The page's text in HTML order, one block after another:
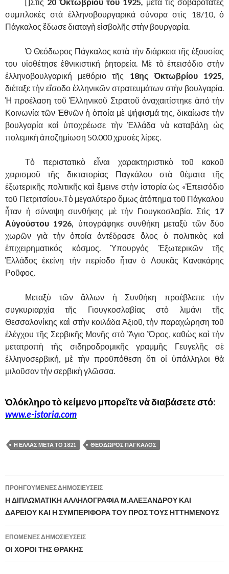
[]Στὶς 20 Ὀκτωβρίου τοῦ 1925, μετὰ τὶς σοβαρότατες
συμπλοκὲς στὰ ἑλληνοβουργαρικά σύνορα στὶς 18/10, ὁ
Πάγκαλος ἔδωσε διαταγὴ εἰσβολῆς στὴν βουργαρία.
Ὁ Θεόδωρος Πάγκαλος κατὰ τὴν διάρκεια τῆς ἐξουσίας
του υἱοθέτησε ἐθνικιστική ῥητορεία. Μὲ τὸ ἐπεισόδιο στὴν
ἑλληνοβουλγαρική μεθόριο τῆς 18ης Ὀκτωβρίου 1925,
διέταξε τὴν εἴσοδο ἑλληνικῶν στρατευμάτων στὴν βουλγαρία.
Ἡ προέλαση τοῦ Ἑλληνικοῦ Στρατοῦ ἀναχαιτίστηκε ἀπό τὴν
Κοινωνία τῶν Ἐθνῶν ἡ ὁποία μὲ ψήφισμά της, δικαίωσε τὴν
βουλγαρία καὶ ὑποχρέωσε τὴν Ἑλλάδα νὰ καταβάλῃ ὡς
πολεμικὴ ἀποζημίωση 50.000 χρυσὲς λίρες.
Τὸ περιστατικὸ εἶναι χαρακτηριστικὸ τοῦ κακοῦ
χειρισμοῦ τῆς δικτατορίας Παγκάλου στὰ θέματα τῆς
ἐξωτερικῆς πολιτικῆς καὶ ἔμεινε στὴν ἱστορία ὡς «Ἐπεισόδιο
τοῦ Πετριτσίου».Τὸ μεγαλύτερο ὅμως ἀτόπημα τοῦ Πάγκαλου
ἦταν ἡ σύναψη συνθήκης μὲ τὴν Γιουγκοσλαβία. Στὶς 17
Αὐγούστου 1926, ὑπογράφηκε συνθήκη μεταξὺ τῶν δύο
χωρῶν γιὰ τὴν ὁποία ἀντέδρασε ὅλος ὁ πολιτικὸς καὶ
ἐπιχειρηματικός κόσμος. Ὑπουργός Ἐξωτερικῶν τῆς
Ἑλλάδος ἐκείνη τὴν περίοδο ἦταν ὁ Λουκᾶς Κανακάρης
Ροῦφος.
Μεταξὺ τῶν ἄλλων ἡ Συνθήκη προέβλεπε τὴν
συγκυριαρχία τῆς Γιουγκοσλαβίας στὸ λιμάνι τῆς
Θεσσαλονίκης καὶ στὴν κοιλάδα Ἀξιοῦ, τὴν παραχώρηση τοῦ
ἐλέγχου τῆς Σερβικῆς Μονῆς στὸ Ἅγιο Ὄρος, καθὼς καὶ τὴν
μετατροπὴ τῆς σιδηροδρομικῆς γραμμῆς Γευγελῆς σὲ
ἑλληνοσερβική, μὲ τὴν προϋπόθεση ὅτι οἱ ὑπάλληλοι θὰ
μιλοῦσαν τὴν σερβικὴ γλῶσσα.
Ὁλόκληρο τὸ κείμενο μπορεῖτε νὰ διαβάσετε στό:
www.e-istoria.com
Η ΕΛΛΑΣ ΜΕΤΑ ΤΟ 1821 ΘΕΟΔΩΡΟΣ ΠΑΓΚΑΛΟΣ
Πλοήγηση
άρθρων
ΠΡΟΗΓΟΎΜΕΝΕΣ ΔΗΜΟΣΙΕΎΣΕΙΣ
Η ΔΙΠΛΩΜΑΤΙΚΗ ΑΛΛΗΛΟΓΡΑΦΙΑ Μ.ΑΛΕΞΑΝΔΡΟΥ ΚΑΙ
ΔΑΡΕΙΟΥ ΚΑΙ Η ΣΥΜΠΕΡΙΦΟΡΑ ΤΟΥ ΠΡΟΣ ΤΟΥΣ ΗΤΤΗΜΕΝΟΥΣ
ΕΠΌΜΕΝΕΣ ΔΗΜΟΣΙΕΎΣΕΙΣ
ΟΙ ΧΟΡΟΙ ΤΗΣ ΘΡΑΚΗΣ